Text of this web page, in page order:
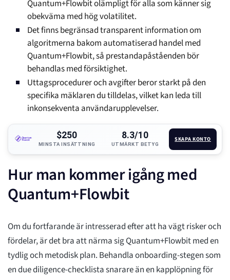
Quantum+Flowbit olämpligt för alla som känner sig
obekväma med hög volatilitet.
Det finns begränsad transparent information om
algoritmerna bakom automatiserad handel med
Quantum+Flowbit, så prestandapåståenden bör
behandlas med försiktighet.
Uttagsprocedurer och avgifter beror starkt på den
specifika mäklaren du tilldelas, vilket kan leda till
inkonsekventa användarupplevelser.
$250
MINSTA INSÄTTNING
8.3/10
UTMÄRKT BETYG
SKAPA KONTO
Hur man kommer igång med
Quantum+Flowbit
Om du fortfarande är intresserad efter att ha vägt risker och
fördelar, är det bra att närma sig Quantum+Flowbit med en
tydlig och metodisk plan. Behandla onboarding-stegen som
en due diligence-checklista snarare än en kapplöpning för